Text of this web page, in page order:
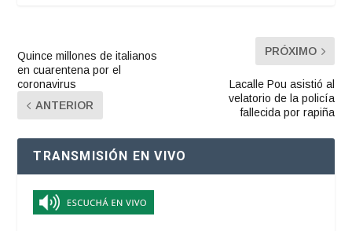
Quince millones de italianos
en cuarentena por el
coronavirus
ANTERIOR
PRÓXIMO
Lacalle Pou asistió al
velatorio de la policía
fallecida por rapiña
TRANSMISIÓN EN VIVO